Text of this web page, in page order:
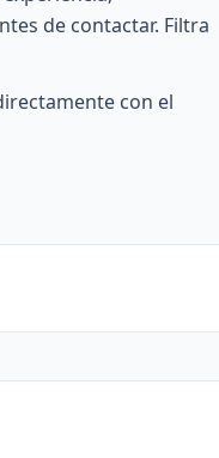
de contactar. Filtra
con el